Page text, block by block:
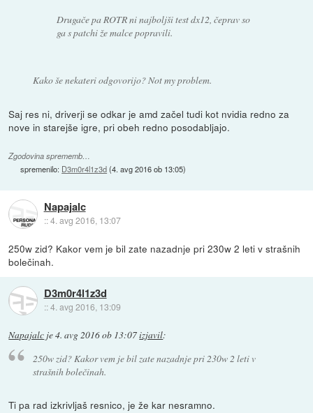
Drugače pa ROTR ni najboljši test dx12, čeprav so
ga s patchi že malce popravili.
Kako še nekateri odgovorijo? Not my problem.
Saj res ni, driverji se odkar je amd začel tudi kot nvidia redno za
nove in starejše igre, pri obeh redno posodabljajo.
Zgodovina sprememb…
spremenilo: D3m0r4l1z3d(4. avg 2016 ob 13:05)
Napajalc
::4. avg 2016, 13:07
250w zid? Kakor vem je bil zate nazadnje pri 230w 2 leti v strašnih
bolečinah.
D3m0r4l1z3d
::4. avg 2016, 13:09
Napajalc je4. avg 2016 ob 13:07izjavil:
250w zid? Kakor vem je bil zate nazadnje pri 230w 2 leti v
strašnih bolečinah.
Ti pa rad izkrivljaš resnico, je že kar nesramno.